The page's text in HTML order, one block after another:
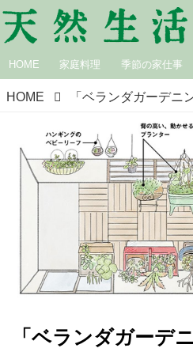
HOME 家庭料理 季節の家仕事
HOME
「ベランダガーデ